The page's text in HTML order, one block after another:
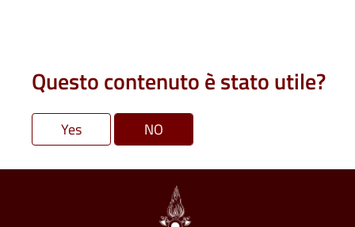
Questo contenuto è stato utile?